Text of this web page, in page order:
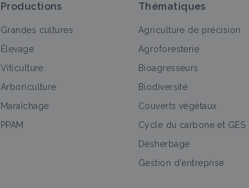
Tout Bioagresseur Fiche technique
Campagnol
Bioagresseur
Productions
Grandes cultures
Élevage
Viticulture
Arboriculture
Maraîchage
PPAM
Thématiques
Agriculture de précision
Agroforesterie
Bioagresseurs
Biodiversité
Couverts végétaux
Cycle du carbone et GES
Désherbage
Gestion d'entreprise